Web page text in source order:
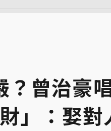
？曾治豪
財」：娶